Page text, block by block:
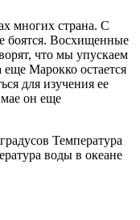
многих страна. С
боятся. Восхищенные
что мы упускаем
Марокко остается
для изучения ее
он еще
Температура
воды в океане